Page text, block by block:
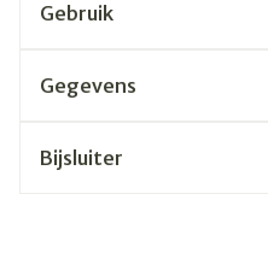
Gebruik
Gegevens
Bijsluiter